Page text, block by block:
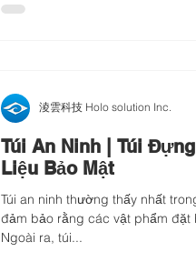
Túi An Ninh | Túi
Liệu Bảo Mật
Túi an ninh thường thấy nhất
đảm bảo rằng các vật phẩm
Ngoài ra, túi...
淩雲科技 Holo solution Inc.